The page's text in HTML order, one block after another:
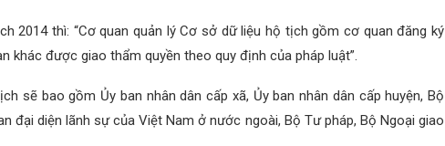
2014 thì: “Cơ quan quản lý Cơ sở dữ liệu hộ tịch gồm cơ quan đăng ký
khác được giao thẩm quyền theo quy định của pháp luật”.
sẽ bao gồm Ủy ban nhân dân cấp xã, Ủy ban nhân dân cấp huyện, Bộ
đại diện lãnh sự của Việt Nam ở nước ngoài, Bộ Tư pháp, Bộ Ngoại giao